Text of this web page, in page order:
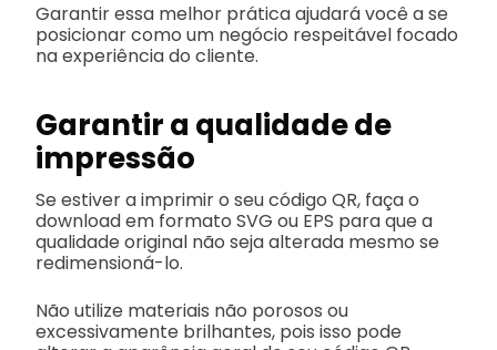
Garantir essa melhor prática ajudará você a se
posicionar como um negócio respeitável focado
na experiência do cliente.
Garantir a qualidade de
impressão
Se estiver a imprimir o seu código QR, faça o
download em formato SVG ou EPS para que a
qualidade original não seja alterada mesmo se
redimensioná-lo.
Não utilize materiais não porosos ou
excessivamente brilhantes, pois isso pode